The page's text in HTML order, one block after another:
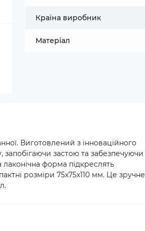
Країна виробник
Матеріал
Виготовлений з інноваційного
застою та забезпечуючи
лаконічна форма підкреслять
розміри 75х75х110 мм. Це зручне